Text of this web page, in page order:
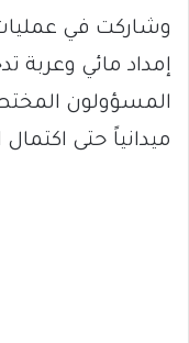
وشاركت في عمليات
إمداد مائي وعربة
المسؤولون
ميدانياً حتى